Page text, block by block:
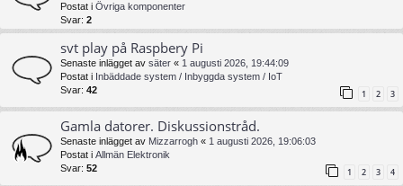
Postat i Övriga komponenter
Svar: 2
svt play på Raspbery Pi
Senaste inlägget av säter « 1 augusti 2026, 19:44:09
Postat i Inbäddade system / Inbyggda system / IoT
Svar: 42 1 2 3
Gamla datorer. Diskussionstråd.
Senaste inlägget av Mizzarrogh « 1 augusti 2026, 19:06:03
Postat i Allmän Elektronik
Svar: 52 1 2 3 4